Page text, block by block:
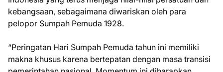
kebangsaan, sebagaimana diwariskan oleh para
pelopor Sumpah Pemuda 1928.
“Peringatan Hari Sumpah Pemuda tahun ini memiliki
makna khusus karena bertepatan dengan masa transisi